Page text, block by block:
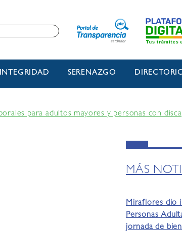
INTEGRIDAD SERENAZGO
para adultos mayores y personas con
MÁS
Miraflores dio
Personas
jornada de